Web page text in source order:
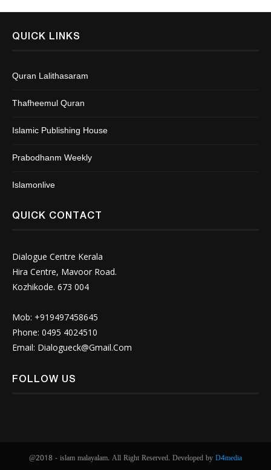
QUICK LINKS
Quran Lalithasaram
Thafheemul Quran
Islamic Publishing House
Prabodhanm Weekly
Islamonlive
QUICK CONTACT
Dialogue Centre Kerala
Hira Centre, Mavoor Road.
Kozhikode. 673 004
Mob: +919497458645
Phone: 0495 4024510
Email: Dialogueck@Gmail.Com
FOLLOW US
@2018 - islam malayalam. All Right Reserved. Developed by D4media